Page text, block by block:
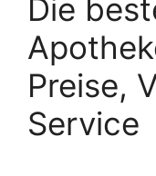
Die
Preise,
Service